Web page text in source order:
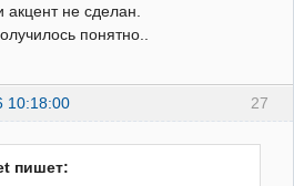
акцент не сделан.
понятно..
27
10:18:00
пишет: